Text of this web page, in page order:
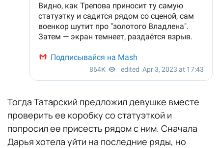
Тогда Татарский предложил девушке вместе
проверить ее коробку со статуэткой и
попросил ее присесть рядом с ним. Сначала
Дарья хотела уйти на последние ряды, но